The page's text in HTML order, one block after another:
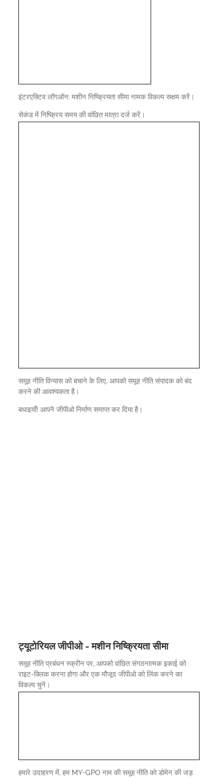
इंटरएक्टिव लॉगऑन: मशीन निष्क्रियता सीमा नामक विकल्प सक्षम करें।
सेकंड में निष्क्रिय समय की वांछित मात्रा दर्ज करें।
समूह नीति विन्यास को बचाने के लिए, आपको समूह नीति संपादक को बंद
करने की आवश्यकता है।
बधाइयाँ! आपने जीपीओ निर्माण समाप्त कर दिया है।
ट्यूटोरियल जीपीओ - मशीन निष्क्रियता सीमा
समूह नीति प्रबंधन स्क्रीन पर, आपको वांछित संगठनात्मक इकाई को
राइट-क्लिक करना होगा और एक मौजूद जीपीओ को लिंक करने का
विकल्प चुनें।
हमारे उदाहरण में, हम MY-GPO नाम की समूह नीति को डोमेन की जड़